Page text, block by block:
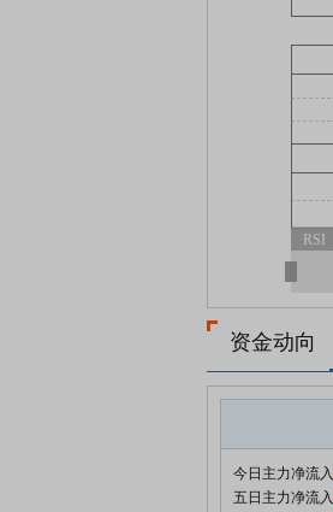
RSI
资金动向
今日主力净流入
五日主力净流入